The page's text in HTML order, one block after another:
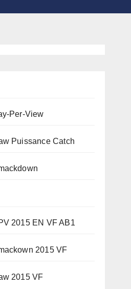
Per-View
Puissance Catch
2015 EN VF AB1
2015 VF
2015 VF